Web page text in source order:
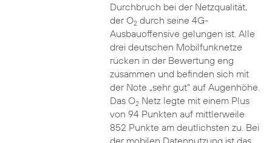
Durchbruch bei der Netzqualität,
der O2durch seine 4G-
Ausbauoffensive gelungen ist. Alle
drei deutschen Mobilfunknetze
rücken in der Bewertung eng
zusammen und befinden sich mit
der Note „sehr gut“ auf Augenhöhe.
Das O2Netz legte mit einem Plus
von 94 Punkten auf mittlerweile
852 Punkte am deutlichsten zu. Bei
der mobilen Datennutzung ist das